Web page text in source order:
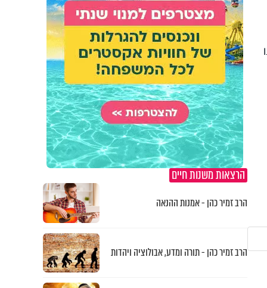
הרצאות משנות חיים
הרב זמיר כהן - אמנות ההנאה
הרב זמיר כהן - תורה ומדע, אבולוציה ויהדות